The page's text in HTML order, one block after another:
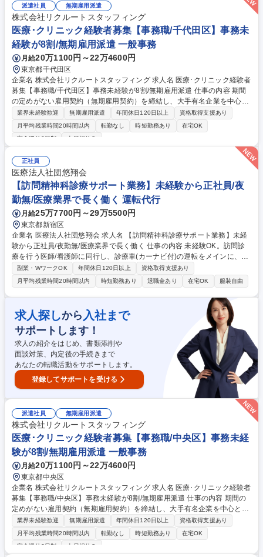
整 (3)医療現場における課題抽出、業務改善の企画・実行 (4)地域連携、紹
介元・関係機関対応 (5)数値管理、予実管理、運営状況のレポーティング
(6)経営方針を現場へ落とし込むための調整・推進 募集職種 【クリニック
運営管理】急成長の地域医療トップランナー・国内外１０拠点
派遣社員 無期雇用派遣
株式会社リクルートスタッフィング
医療･クリニック経験者募集【事務職/千代田区】事務未
経験が8割/無期雇用派遣 一般事務
月給20万1100円～22万4600円
東京都千代田区
企業名 株式会社リクルートスタッフィング 求人名 医療･クリニック経験者
募集【事務職/千代田区】事務未経験が8割/無期雇用派遣 仕事の内容 期間
の定めがない雇用契約（無期雇用契約）を締結し、大手有名企業を中心と
した取引先で働く「事務職」です。コールセンター業務はございません◎
入社前にオンライン研修があるため未経験でもご安心ください！ 【魅力】
■就業先：総合商社や大手メーカー、金融機関など、大手有名企業がメイ
てくださるため、安心して長期的に就業できる環境です。（実際に1社で
の平均勤続年数は2年以上。直接雇用になる方も年々増えています！） ■
働きやすさ：残業は少なめ。帰りにお買い物をしたり、舞台を見に行った
りなど、プライベートも充実させている方が多いです！ 募集職種 医療･ク
リニック経験者募集【事務職/千代田区】事務未経験が8割/無期雇用派遣
業界未経験歓迎 無期雇用派遣 年間休日120日以上
資格取得支援あり
月平均残業時間20時間以内
転勤なし 時短勤務あり
在宅OK
完全週休2日制
土日祝休み
正社員
医療法人社団悠翔会
【訪問精神科診療サポート業務】未経験から正社員/夜
勤無/医療業界で長く働く 運転代行
月給25万7700円～29万5500円
東京都新宿区
企業名 医療法人社団悠翔会 求人名 【訪問精神科診療サポート業務】未経
験から正社員/夜勤無/医療業界で長く働く 仕事の内容 未経験OK。訪問診
療を行う医師/看護師に同行し、診療車(カーナビ付)の運転をメインに、点
検や整備、物品準備、クリニック内のサポート業務(患者様へ訪問確認電
話、物品補充や庶務業務等)をお任せ。 【詳細】1)訪問予定の患者様に合
わせた医療用具や物品の準備 2)診療車の運転業務 3)診療ルートの管理や
急変した患者様の往診に伴うルート変更/事務連絡 4)クリニック内の他職
種の事務サポートや庶務業務等 【キャリアパス】将来的に医師事務作業補
助者として医療関連の文書作成代行やカルテ代行入力等の医師のサポート
業務等もご経験いただけます。※運転業務が無い日は内勤となり事務作業
や電話対応等をお任せします。 募集職種 【訪問精神科診療サポート業
務】未経験から正社員/夜勤無/医療業界で長く働く
副業・WワークOK 年間休日120日以上
資格取得支援あり
月平均残業時間20時間以内
時短勤務あり 退職金あり 在宅OK 服装自由
求人探しから 入社まで
サポートします！
求人の紹介をはじめ、書類添削や
面談対策、内定後の手続きまで
あなたの転職活動をサポートします。
登録してサポートを受ける
派遣社員 無期雇用派遣
株式会社リクルートスタッフィング
医療･クリニック経験者募集【事務職/中央区】事務未経
験が8割/無期雇用派遣 一般事務
月給20万1100円～22万4600円
東京都中央区
企業名 株式会社リクルートスタッフィング 求人名 医療･クリニック経験者
募集【事務職/中央区】事務未経験が8割/無期雇用派遣 仕事の内容 期間の
定めがない雇用契約（無期雇用契約）を締結し、大手有名企業を中心とし
た取引先で働く「事務職」です。コールセンター業務はございません◎ 入
社前にオンライン研修があるため未経験でもご安心ください！ 【魅力】■
就業先：総合商社や大手メーカー、金融機関など、大手有名企業がメイ
業界未経験歓迎 無期雇用派遣 年間休日120日以上
資格取得支援あり
月平均残業時間20時間以内
転勤なし 時短勤務あり
在宅OK
完全週休2日制
土日祝休み